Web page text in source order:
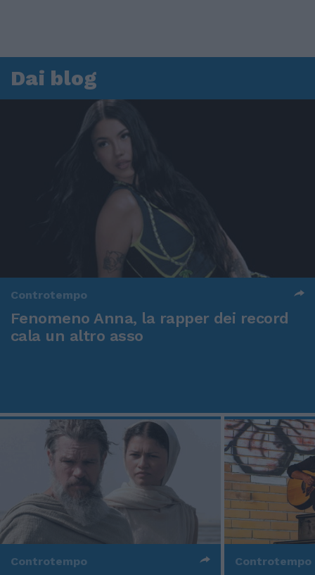
Dai blog
Controtempo
Fenomeno Anna, la rapper dei record
cala un altro asso
Controtempo Controtempo